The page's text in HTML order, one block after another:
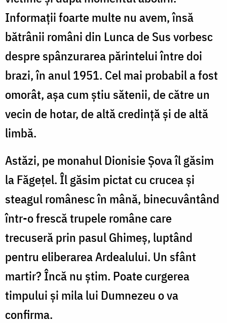
Informaţii foarte multe nu avem, însă
bătrânii români din Lunca de Sus vorbesc
despre spânzurarea părintelui între doi
brazi, în anul 1951. Cel mai probabil a fost
omorât, aşa cum ştiu sătenii, de către un
vecin de hotar, de altă credinţă şi de altă
limbă.
Astăzi, pe monahul Dionisie Şova îl găsim
la Făgeţel. Îl găsim pictat cu crucea şi
steagul românesc în mână, binecuvântând
într-o frescă trupele române care
trecuseră prin pasul Ghimeş, luptând
pentru eliberarea Ardealului. Un sfânt
martir? Încă nu ştim. Poate curgerea
timpului şi mila lui Dumnezeu o va
confirma.